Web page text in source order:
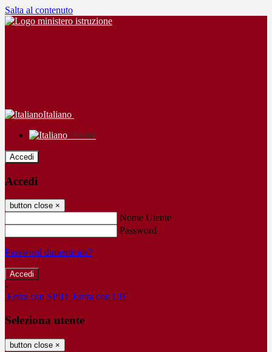
Salta al contenuto
Italiano
Italiano
Accedi
Accedi
button close ×
Nome Utente
Password
Password dimenticata?
-
Entra con SPID Entra con CIE
Seleziona utente
button close ×